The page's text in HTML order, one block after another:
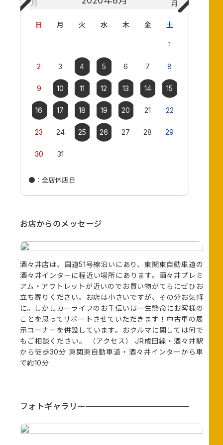
月
月
日 月 火 水 木 金 土
1
2 3 4 5 6 7 8
9 10 11 12 13 14 15
16 17 18 19 20 21 22
23 24 25 26 27 28 29
30 31
● ：全店休店日
お店からのメッセージ
酒々井店は、国道51号線沿いにあり、東関東自動車道の
酒々井インターに程近い場所にあります。酒々井プレミ
アム・アウトレットが近いのでお買い物がてらにぜひお
立ち寄りください。お店は小さいですが、その分お気軽
に。しかしカーライフのお手伝いは一生懸命にお客様の
ことを思ってサポートさせていただきます！中古車の展
示コーナーを併設しています。おクルマに関しては何で
もご相談ください。 （アクセス） JR成田線・酒々井駅
から徒歩30分 東関東自動車道・酒々井インターから車
で約10分
フォトギャラリー